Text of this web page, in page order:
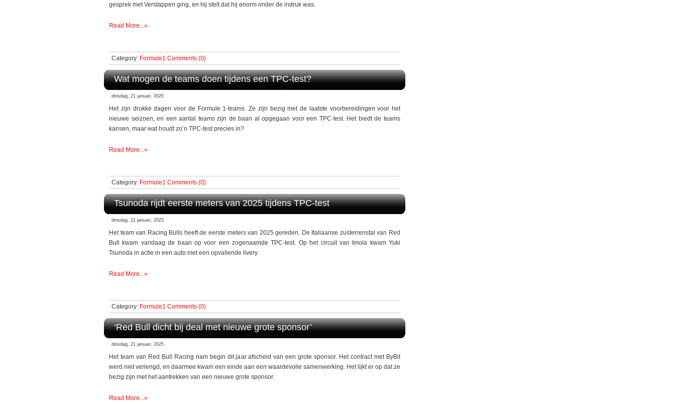
gesprek met Verstappen ging, en hij stelt dat hij enorm onder de indruk was.
Read More...»
Category: Formule1 Comments (0)
Wat mogen de teams doen tijdens een TPC-test?
dinsdag, 21 januari, 2025
Het zijn drukke dagen voor de Formule 1-teams. Ze zijn bezig met de laatste voorbereidingen voor het
nieuwe seizoen, en een aantal teams zijn de baan al opgegaan voor een TPC-test. Het biedt de teams
kansen, maar wat houdt zo’n TPC-test precies in?
Read More...»
Category: Formule1 Comments (0)
Tsunoda rijdt eerste meters van 2025 tijdens TPC-test
dinsdag, 21 januari, 2025
Het team van Racing Bulls heeft de eerste meters van 2025 gereden. De Italiaanse zusterrenstal van Red
Bull kwam vandaag de baan op voor een zogenaamde TPC-test. Op het circuit van Imola kwam Yuki
Tsunoda in actie in een auto met een opvallende livery.
Read More...»
Category: Formule1 Comments (0)
‘Red Bull dicht bij deal met nieuwe grote sponsor’
dinsdag, 21 januari, 2025
Het team van Red Bull Racing nam begin dit jaar afscheid van een grote sponsor. Het contract met ByBit
werd niet verlengd, en daarmee kwam een einde aan een waardevolle samenwerking. Het lijkt er op dat ze
bezig zijn met het aantrekken van een nieuwe grote sponsor.
Read More...»